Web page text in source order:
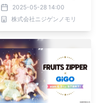
間見よう！ 忍里特別任務
第25弾『ラーメン大作
戦！』編 2025年6月28日
2025-05-28 14:00
株式会社ニジゲンノモリ